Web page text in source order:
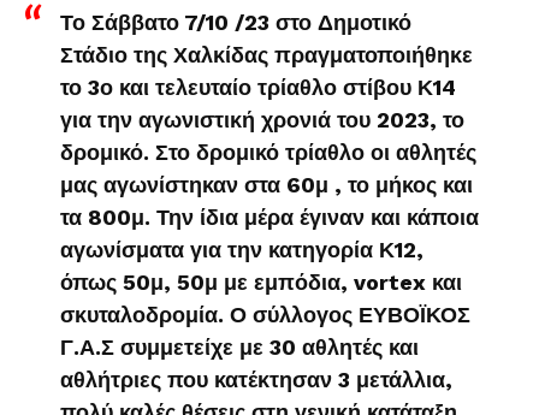
Το Σάββατο 7/10 /23 στο Δημοτικό
Στάδιο της Χαλκίδας πραγματοποιήθηκε
το 3ο και τελευταίο τρίαθλο στίβου Κ14
για την αγωνιστική χρονιά του 2023, το
δρομικό. Στο δρομικό τρίαθλο οι αθλητές
μας αγωνίστηκαν στα 60μ , το μήκος και
τα 800μ. Την ίδια μέρα έγιναν και κάποια
αγωνίσματα για την κατηγορία Κ12,
όπως 50μ, 50μ με εμπόδια, vortex και
σκυταλοδρομία. Ο σύλλογος ΕΥΒΟΪΚΟΣ
Γ.Α.Σ συμμετείχε με 30 αθλητές και
αθλήτριες που κατέκτησαν 3 μετάλλια,